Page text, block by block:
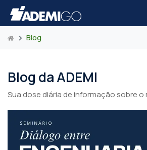
Blog
Blog da ADEMI
Sua dose diária de informação sobre